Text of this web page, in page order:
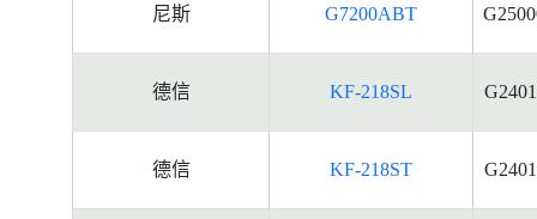
尼斯 G7200ABT
德信 KF-218SL
德信 KF-218ST